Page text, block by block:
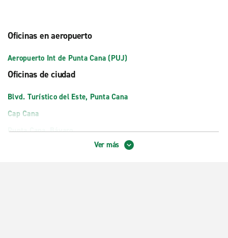
Oficinas en aeropuerto
Aeropuerto Int de Punta Cana (PUJ)
Oficinas de ciudad
Blvd. Turístico del Este, Punta Cana
Cap Cana
Punta Cana, Bávaro
Ver más